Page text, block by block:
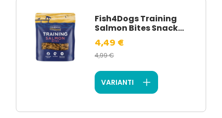
Fish4Dogs Training
Salmon Bites Snack...
4,49 €
4,99 €
VARIANTI